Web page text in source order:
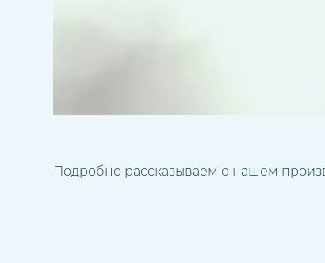
Подробно рассказываем о нашем